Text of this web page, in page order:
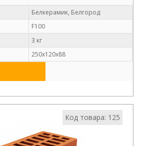
Белкерамик, Белгород
F100
3 кг
250х120х88
Код товара: 125